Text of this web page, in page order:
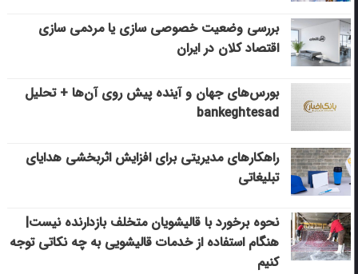
بررسی وضعیت خصوصی سازی یا مردمی سازی
اقتصاد کلان در ایران
بورس‌های جهان و آینده پیش روی آن‌ها + تحلیل
bankeghtesad
راهکارهای مدیریتی برای افزایش اثربخشی هدایای
تبلیغاتی
نحوه برخورد با قالیشویان متخلف بازدارنده نیست|
هنگام استفاده از خدمات قالیشویی به چه نکاتی توجه
کنیم